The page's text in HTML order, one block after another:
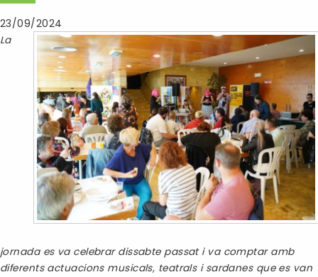
23/09/2024
La
jornada es va celebrar dissabte passat i va comptar amb
diferents actuacions musicals, teatrals i sardanes que es van